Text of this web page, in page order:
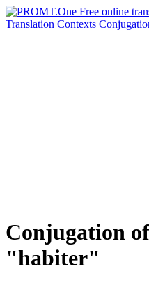
Translation Contexts
Conjugation
"habiter"